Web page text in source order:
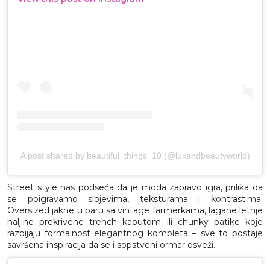
A post shared by beautiful_things_10 (@luxandbeautyworld)
Street style nas podseća da je moda zapravo igra, prilika da
se poigravamo slojevima, teksturama i kontrastima.
Oversized jakne u paru sa vintage farmerkama, lagane letnje
haljine prekrivene trench kaputom ili chunky patike koje
razbijaju formalnost elegantnog kompleta – sve to postaje
savršena inspiracija da se i sopstveni ormar osveži.